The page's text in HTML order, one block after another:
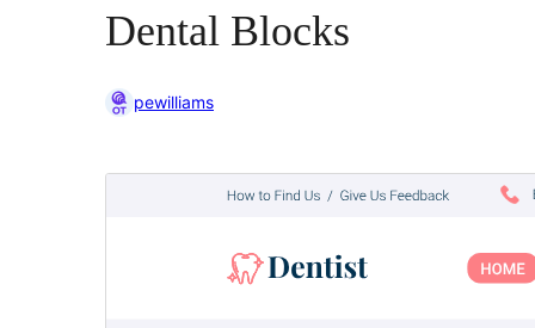
Dental Blocks
pewilliams